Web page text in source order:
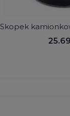
Skopek